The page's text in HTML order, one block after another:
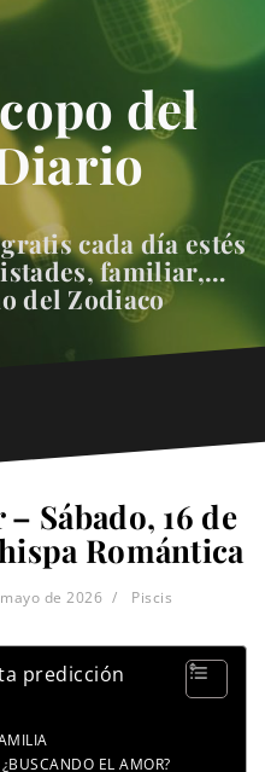
del
cada día estés
familiar,…
del Zodiaco
Sábado, 16 de
Romántica
de 2026 Piscis
predicción
EL AMOR?